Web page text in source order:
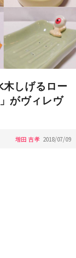
木しげるロー
がヴィレヴ
増田 吉孝 2018/07/09